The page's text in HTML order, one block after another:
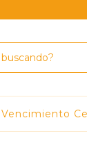
Vencimiento